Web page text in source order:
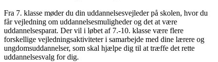
Fra 7. klasse møder du din uddannelsesvejleder på skolen, hvor du
får vejledning om uddannelsesmuligheder og det at være
uddannelsesparat. Der vil i løbet af 7.-10. klasse være flere
forskellige vejledningsaktiviteter i samarbejde med dine lærere og
ungdomsuddannelser, som skal hjælpe dig til at træffe det rette
uddannelsesvalg for dig.